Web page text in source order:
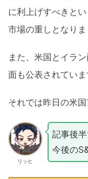
に利上げすべきと
市場の重しとなりま
また、米国とイラ
面も公表されていま
それでは昨日の米
リッヒ
記事後
今後の